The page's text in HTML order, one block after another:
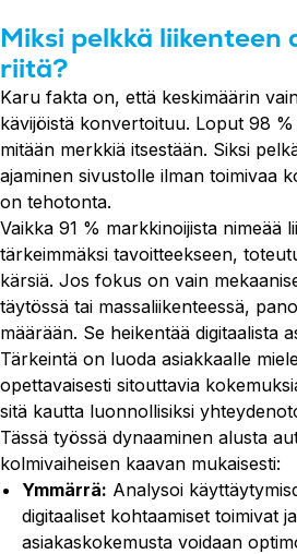
Miksi pelkkä liikenteen
riitä?
Karu fakta on, että keskimäärin
kävijöistä konvertoituu. Loput 98
mitään merkkiä itsestään. Siksi
ajaminen sivustolle ilman toimivaa
on tehotonta.
Vaikka 91 % markkinoijista nimeää
tärkeimmäksi tavoitteekseen,
kärsiä. Jos fokus on vain
täytössä tai massaliikenteessä,
määrään. Se heikentää digitaalista
Tärkeintä on luoda asiakkaalle
opettavaisesti sitouttavia
sitä kautta luonnollisiksi
Tässä työssä dynaaminen alusta
kolmivaiheisen kaavan mukaisesti:
Ymmärrä: Analysoi
digitaaliset kohtaamiset toimivat
asiakaskokemusta voidaan